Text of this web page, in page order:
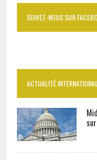
SUIVEZ-NOUS SUR
ACTUALITÉ